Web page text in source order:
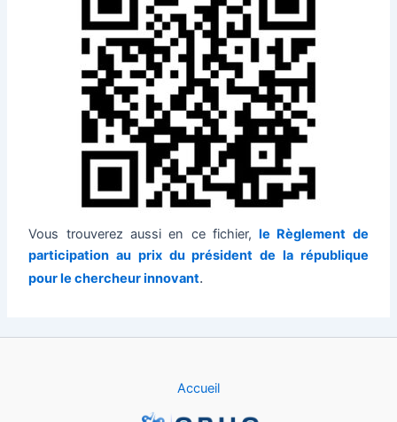
Vous trouverez aussi en ce fichier,le Règlement de
participation au prix du président de la république
pour le chercheur innovant.
Accueil